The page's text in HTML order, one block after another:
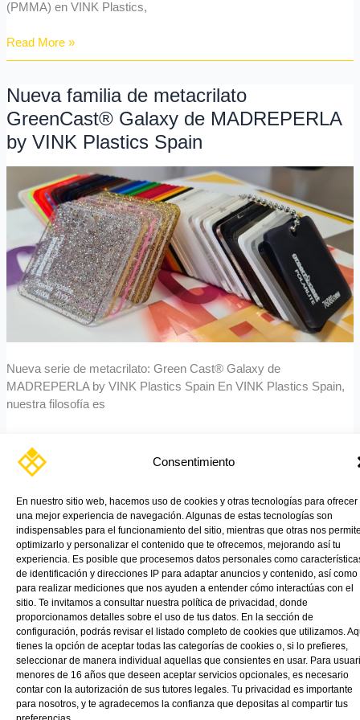
Consentimiento
En nuestro sitio web, hacemos uso de cookies y otras tecnologías para ofrecer
una mejor experiencia de navegación. Algunas de estas tecnologías son
indispensables para el funcionamiento del sitio, mientras que otras nos
optimizarlo y personalizar el contenido que te ofrecemos, mejorando así tu
experiencia. Es posible que procesemos datos personales como
de identificación y direcciones IP para adaptar anuncios y contenido, así como
para realizar mediciones que nos ayuden a entender cómo interactúas con el
sitio. Te invitamos a consultar nuestra política de privacidad, donde
proporcionamos detalles sobre el uso de tus datos. En la sección de
configuración, podrás revisar el listado completo de cookies que utilizamos.
tienes la opción de aceptar todas las categorías de cookies o, si lo prefieres,
seleccionar de manera individual aquellas que consientes en usar. Para
menores de 16 años que deseen aceptar servicios opcionales, es necesario
contar con la autorización de sus tutores legales. Tu privacidad es importante
para nosotros, y te agradecemos la confianza que depositas al compartir tus
(PMMA) en VINK Plastics,
Read More »
Nueva familia de metacrilato
GreenCast® Galaxy de MADREPERLA
by VINK Plastics Spain
Nueva serie de metacrilato: Green Cast® Galaxy de
MADREPERLA by VINK Plastics Spain En VINK Plastics Spain,
nuestra filosofía es
Nueva
familia
de
metacrilato
GreenCast®
Galaxy
de
MADREPERLA
VINK
Plastics
Spain
TIENDA ONLINE
VINK
PRODUCTOS
APLICACIONES
CATÁLOGOS
NOTICIAS
CONTÁCTANOS